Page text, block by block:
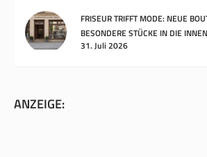
FRISEUR TRIFFT MODE: NEUE
BESONDERE STÜCKE IN DIE